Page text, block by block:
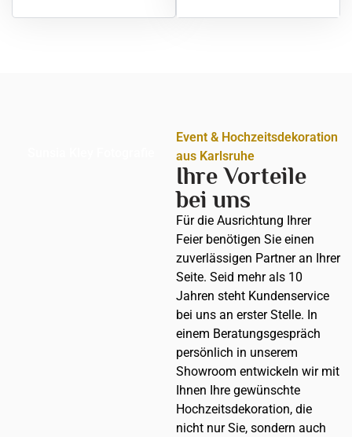
Event & Hochzeitsdekoration
aus Karlsruhe
Ihre Vorteile
bei uns
Für die Ausrichtung Ihrer
Feier benötigen Sie einen
zuverlässigen Partner an Ihrer
Seite. Seid mehr als 10
Jahren steht Kundenservice
bei uns an erster Stelle. In
einem Beratungsgespräch
persönlich in unserem
Showroom entwickeln wir mit
Ihnen Ihre gewünschte
Hochzeitsdekoration, die
nicht nur Sie, sondern auch